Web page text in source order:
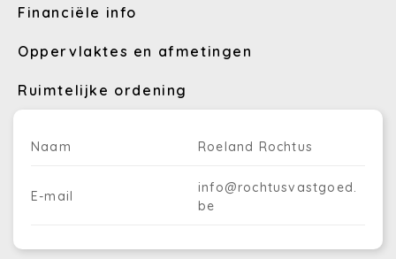
Financiële info
Oppervlaktes en afmetingen
Ruimtelijke ordening
Naam Roeland Rochtus
E-mail
info@rochtusvastgoed.
be